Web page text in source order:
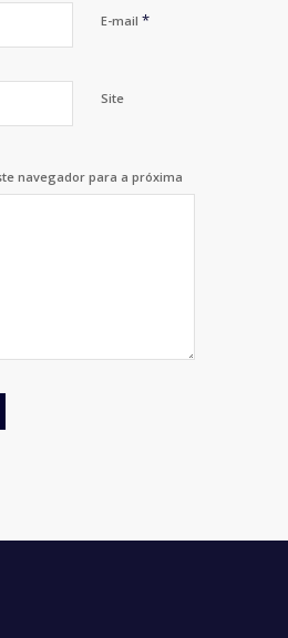
E-mail *
Site
navegador para a próxima